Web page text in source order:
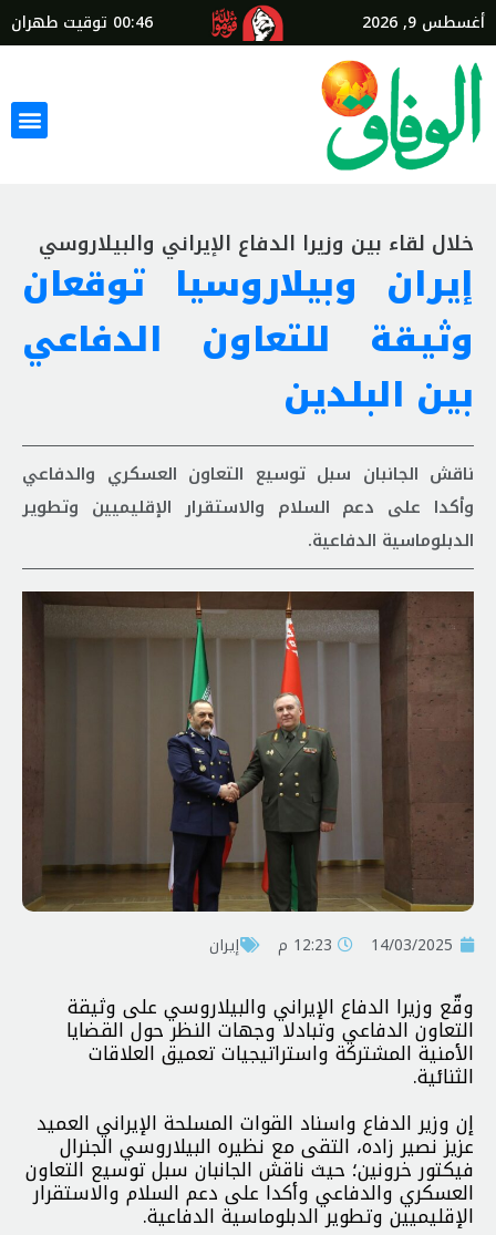
أغسطس 9, 2026 00:46 توقيت طهران
خلال لقاء بين وزيرا الدفاع الإيراني والبيلاروسي
إيران وبيلاروسيا توقعان
وثيقة للتعاون الدفاعي
بين البلدين
ناقش الجانبان سبل توسيع التعاون العسكري والدفاعي
وأكدا على دعم السلام والاستقرار الإقليميين وتطوير
الدبلوماسية الدفاعية.
14/03/2025 12:23 م إيران
وقّع وزيرا الدفاع الإيراني والبيلاروسي على وثيقة
التعاون الدفاعي وتبادلا وجهات النظر حول القضايا
الأمنية المشتركة واستراتيجيات تعميق العلاقات
الثنائية.
إن وزير الدفاع واسناد القوات المسلحة الإيراني العميد
عزيز نصير زاده، التقى مع نظيره البيلاروسي الجنرال
فيكتور خرونين؛ حيث ناقش الجانبان سبل توسيع التعاون
العسكري والدفاعي وأكدا على دعم السلام والاستقرار
الإقليميين وتطوير الدبلوماسية الدفاعية.